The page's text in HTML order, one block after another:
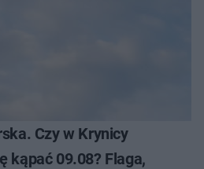
Czy w Krynicy
kąpać 09.08? Flaga,